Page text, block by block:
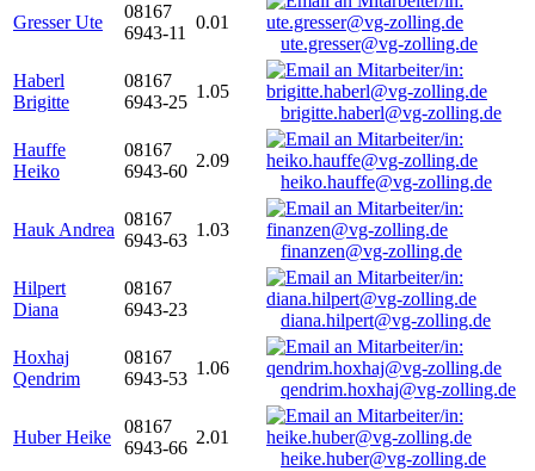
Gresser Ute
08167
6943-11
0.01
ute.gresser@vg-zolling.de
Haberl
Brigitte
08167
6943-25
1.05
brigitte.haberl@vg-zolling.de
Hauffe
Heiko
08167
6943-60
2.09
heiko.hauffe@vg-zolling.de
Hauk Andrea
08167
6943-63
1.03
finanzen@vg-zolling.de
Hilpert
Diana
08167
6943-23
diana.hilpert@vg-zolling.de
Hoxhaj
Qendrim
08167
6943-53
1.06
qendrim.hoxhaj@vg-zolling.de
Huber Heike
08167
6943-66
2.01
heike.huber@vg-zolling.de